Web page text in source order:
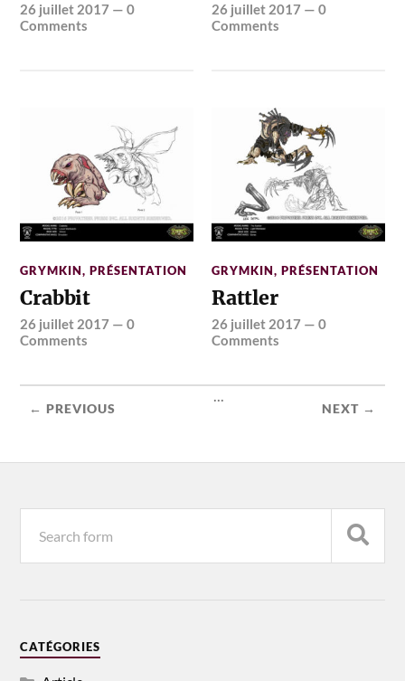
26 juillet 2017 —0
Comments
26 juillet 2017 —0
Comments
GRYMKIN,PRÉSENTATION
Crabbit
26 juillet 2017 —0
Comments
GRYMKIN,PRÉSENTATION
Rattler
26 juillet 2017 —0
Comments
← PREVIOUS
...
NEXT →
CATÉGORIES